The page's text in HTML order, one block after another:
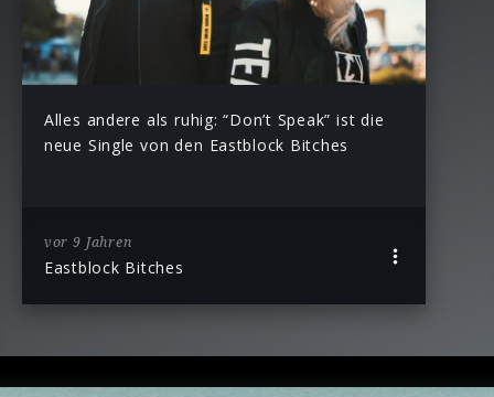
Alles andere als ruhig: “Don’t Speak” ist die
neue Single von den Eastblock Bitches
vor 9 Jahren
Eastblock Bitches